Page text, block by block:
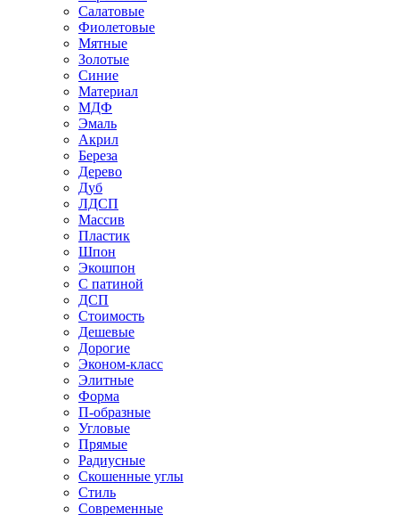
Салатовые
Фиолетовые
Мятные
Золотые
Синие
Материал
МДФ
Эмаль
Акрил
Береза
Дерево
Дуб
ЛДСП
Массив
Пластик
Шпон
Экошпон
С патиной
ДСП
Стоимость
Дешевые
Дорогие
Эконом-класс
Элитные
Форма
П-образные
Угловые
Прямые
Радиусные
Скошенные углы
Стиль
Современные